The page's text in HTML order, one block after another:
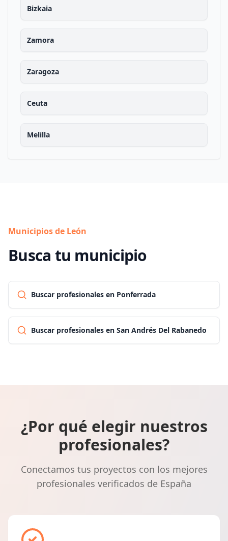
Bizkaia
Zamora
Zaragoza
Ceuta
Melilla
Municipios de León
Busca tu municipio
Buscar profesionales en Ponferrada
Buscar profesionales en San Andrés Del Rabanedo
¿Por qué elegir nuestros
profesionales?
Conectamos tus proyectos con los mejores
profesionales verificados de España